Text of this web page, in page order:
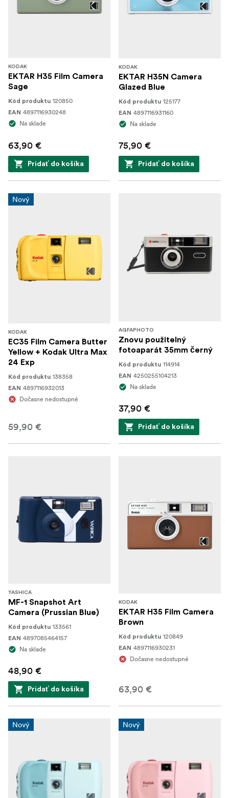
KODAK
EKTAR H35 Film Camera
Sage
Kód produktu 120850
EAN 4897116930248
Na sklade
63,90 €
Pridať do košíka
KODAK
EKTAR H35N Camera
Glazed Blue
Kód produktu 125177
EAN 4897116931160
Na sklade
75,90 €
Pridať do košíka
Nový
KODAK
EC35 Film Camera Butter
Yellow + Kodak Ultra Max
24 Exp
Kód produktu 138358
EAN 4897116932013
Dočasne nedostupné
59,90 €
AGFAPHOTO
Znovu použitelný
fotoaparát 35mm černý
Kód produktu 114914
EAN 4250255104213
Na sklade
37,90 €
Pridať do košíka
YASHICA
MF-1 Snapshot Art
Camera (Prussian Blue)
Kód produktu 133561
EAN 4897085464157
Na sklade
48,90 €
Pridať do košíka
KODAK
EKTAR H35 Film Camera
Brown
Kód produktu 120849
EAN 4897116930231
Dočasne nedostupné
63,90 €
Nový Nový